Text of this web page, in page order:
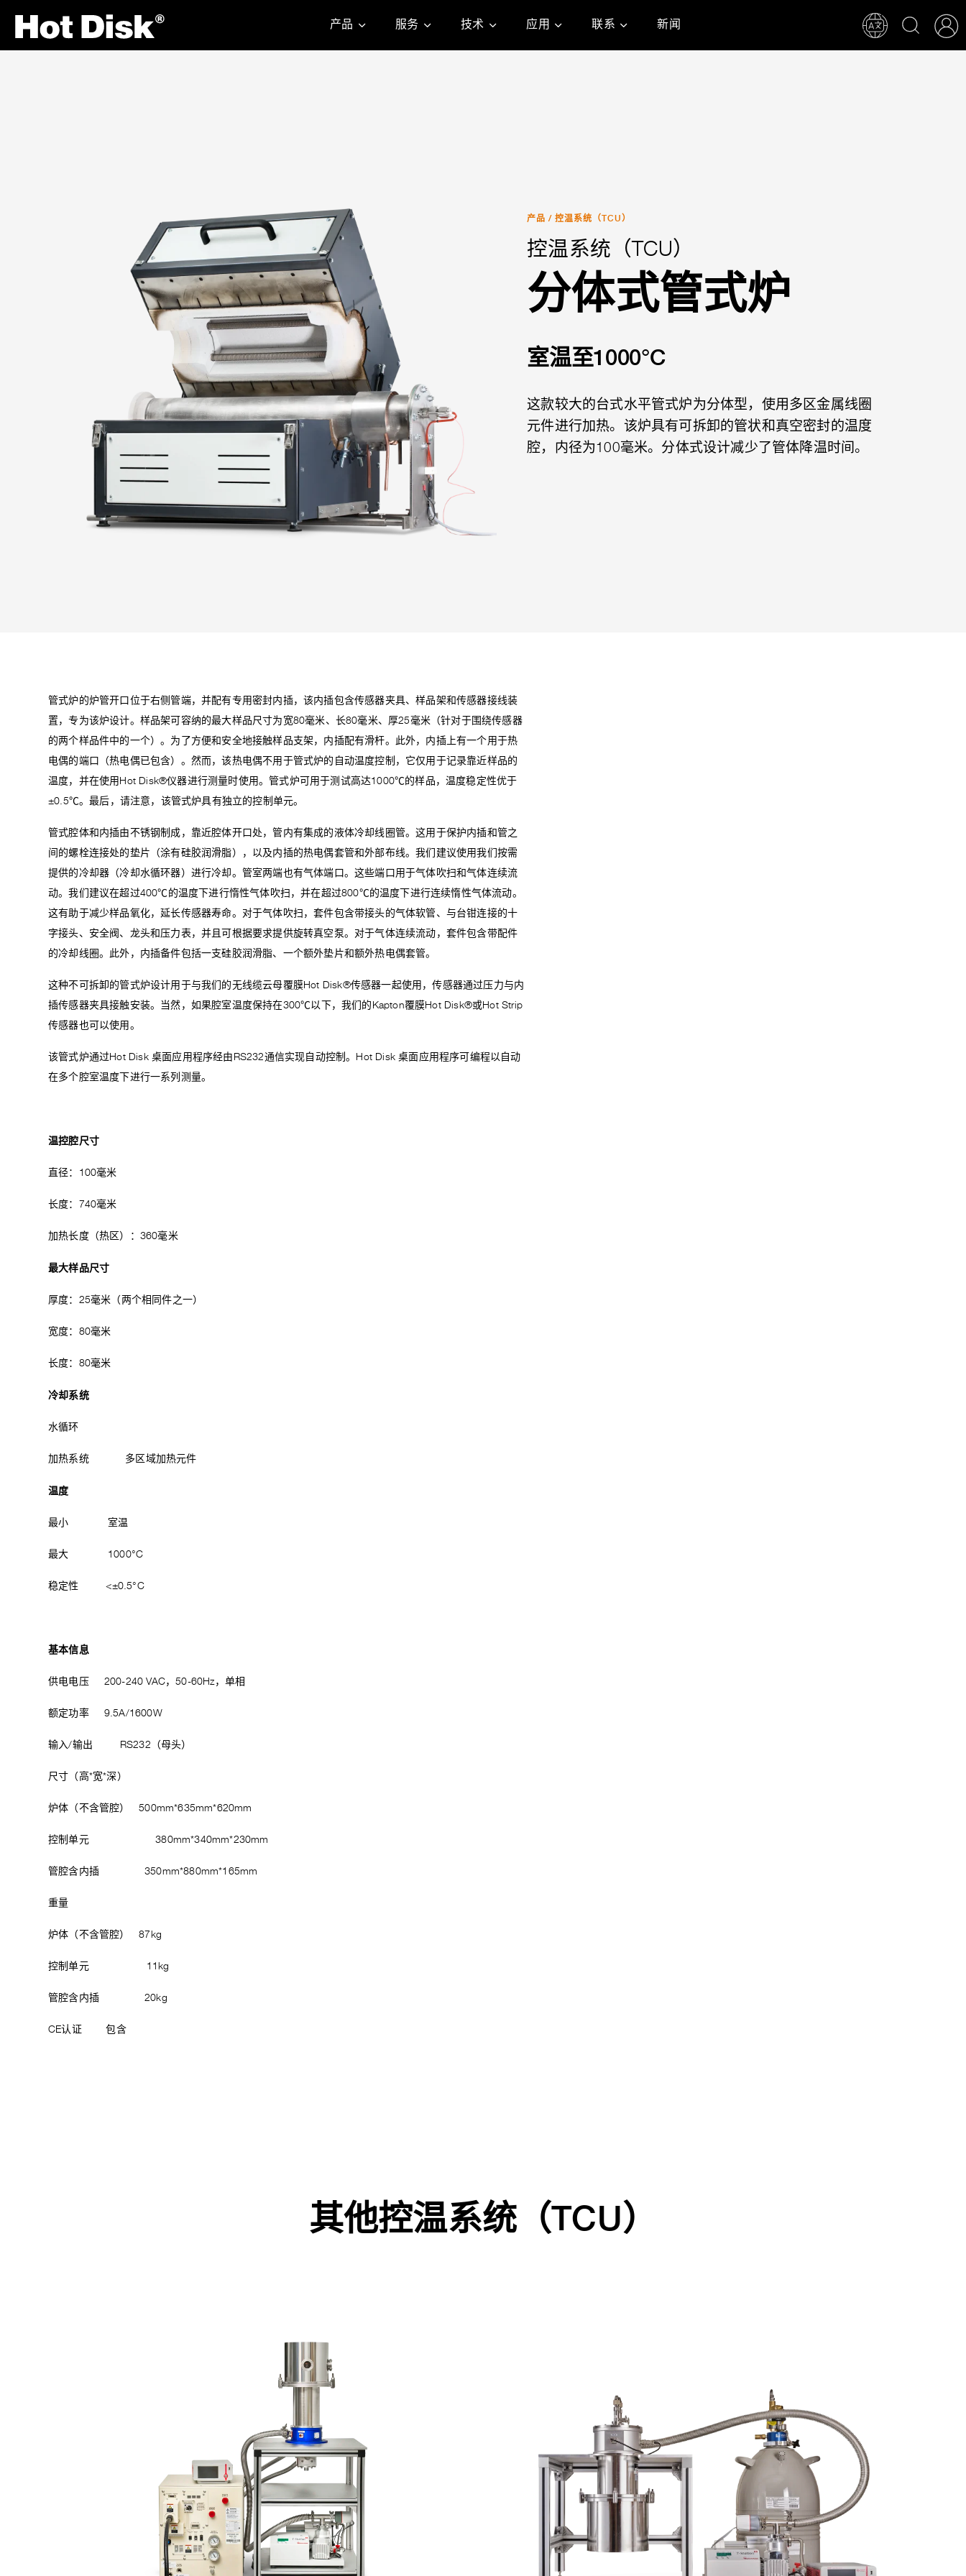
Site Navigation
产品 服务 技术 应用 联系 新闻
产品 /控温系统（TCU）
控温系统（TCU）
分体式管式炉
室温至1000°C
这款较大的台式水平管式炉为分体型，使用多区金属线圈
元件进行加热。该炉具有可拆卸的管状和真空密封的温度
腔，内径为100毫米。分体式设计减少了管体降温时间。
管式炉的炉管开口位于右侧管端，并配有专用密封内插，该内插包含传感器夹具、样品架和传感器接线装
置，专为该炉设计。样品架可容纳的最大样品尺寸为宽80毫米、长80毫米、厚25毫米（针对于围绕传感器
的两个样品件中的一个）。为了方便和安全地接触样品支架，内插配有滑杆。此外，内插上有一个用于热
电偶的端口（热电偶已包含）。然而，该热电偶不用于管式炉的自动温度控制，它仅用于记录靠近样品的
温度，并在使用Hot Disk®仪器进行测量时使用。管式炉可用于测试高达1000℃的样品，温度稳定性优于
±0.5℃。最后，请注意，该管式炉具有独立的控制单元。
管式腔体和内插由不锈钢制成，靠近腔体开口处，管内有集成的液体冷却线圈管。这用于保护内插和管之
间的螺栓连接处的垫片（涂有硅胶润滑脂），以及内插的热电偶套管和外部布线。我们建议使用我们按需
提供的冷却器（冷却水循环器）进行冷却。管室两端也有气体端口。这些端口用于气体吹扫和气体连续流
动。我们建议在超过400℃的温度下进行惰性气体吹扫，并在超过800℃的温度下进行连续惰性气体流动。
这有助于减少样品氧化，延长传感器寿命。对于气体吹扫，套件包含带接头的气体软管、与台钳连接的十
字接头、安全阀、龙头和压力表，并且可根据要求提供旋转真空泵。对于气体连续流动，套件包含带配件
的冷却线圈。此外，内插备件包括一支硅胶润滑脂、一个额外垫片和额外热电偶套管。
这种不可拆卸的管式炉设计用于与我们的无线缆云母覆膜Hot Disk®传感器一起使用，传感器通过压力与内
插传感器夹具接触安装。当然，如果腔室温度保持在300℃以下，我们的Kapton覆膜Hot Disk®或Hot Strip
传感器也可以使用。
该管式炉通过Hot Disk 桌面应用程序经由RS232通信实现自动控制。Hot Disk 桌面应用程序可编程以自动
在多个腔室温度下进行一系列测量。
温控腔尺寸
直径：100毫米
长度：740毫米
加热长度（热区）：360毫米
最大样品尺寸
厚度：25毫米（两个相同件之一）
宽度：80毫米
长度：80毫米
冷却系统
水循环
加热系统 多区域加热元件
温度
最小 室温
最大 1000°C
稳定性 <±0.5°C
基本信息
供电电压 200-240 VAC，50-60Hz，单相
额定功率 9.5A/1600W
输入/输出 RS232（母头）
尺寸（高*宽*深）
炉体（不含管腔） 500mm*635mm*620mm
控制单元 380mm*340mm*230mm
管腔含内插 350mm*880mm*165mm
重量
炉体（不含管腔） 87kg
控制单元 11kg
管腔含内插 20kg
CE认证 包含
其他控温系统（TCU）